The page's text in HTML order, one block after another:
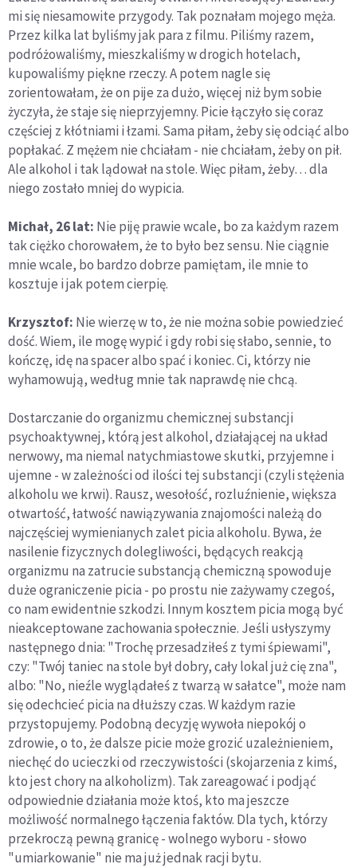
mi się niesamowite przygody. Tak poznałam mojego męża.
Przez kilka lat byliśmy jak para z filmu. Piliśmy razem,
podróżowaliśmy, mieszkaliśmy w drogich hotelach,
kupowaliśmy piękne rzeczy. A potem nagle się
zorientowałam, że on pije za dużo, więcej niż bym sobie
życzyła, że staje się nieprzyjemny. Picie łączyło się coraz
częściej z kłótniami i łzami. Sama piłam, żeby się odciąć albo
popłakać. Z mężem nie chciałam - nie chciałam, żeby on pił.
Ale alkohol i tak lądował na stole. Więc piłam, żeby… dla
niego zostało mniej do wypicia.
Michał, 26 lat: Nie piję prawie wcale, bo za każdym razem
tak ciężko chorowałem, że to było bez sensu. Nie ciągnie
mnie wcale, bo bardzo dobrze pamiętam, ile mnie to
kosztuje i jak potem cierpię.
Krzysztof: Nie wierzę w to, że nie można sobie powiedzieć
dość. Wiem, ile mogę wypić i gdy robi się słabo, sennie, to
kończę, idę na spacer albo spać i koniec. Ci, którzy nie
wyhamowują, według mnie tak naprawdę nie chcą.
Dostarczanie do organizmu chemicznej substancji
psychoaktywnej, którą jest alkohol, działającej na układ
nerwowy, ma niemal natychmiastowe skutki, przyjemne i
ujemne - w zależności od ilości tej substancji (czyli stężenia
alkoholu we krwi). Rausz, wesołość, rozluźnienie, większa
otwartość, łatwość nawiązywania znajomości należą do
najczęściej wymienianych zalet picia alkoholu. Bywa, że
nasilenie fizycznych dolegliwości, będących reakcją
organizmu na zatrucie substancją chemiczną spowoduje
duże ograniczenie picia - po prostu nie zażywamy czegoś,
co nam ewidentnie szkodzi. Innym kosztem picia mogą być
nieakceptowane zachowania społecznie. Jeśli usłyszymy
następnego dnia: "Trochę przesadziłeś z tymi śpiewami",
czy: "Twój taniec na stole był dobry, cały lokal już cię zna",
albo: "No, nieźle wyglądałeś z twarzą w sałatce", może nam
się odechcieć picia na dłuższy czas. W każdym razie
przystopujemy. Podobną decyzję wywoła niepokój o
zdrowie, o to, że dalsze picie może grozić uzależnieniem,
niechęć do ucieczki od rzeczywistości (skojarzenia z kimś,
kto jest chory na alkoholizm). Tak zareagować i podjąć
odpowiednie działania może ktoś, kto ma jeszcze
możliwość normalnego łączenia faktów. Dla tych, którzy
przekroczą pewną granicę - wolnego wyboru - słowo
"umiarkowanie" nie ma już jednak racji bytu.